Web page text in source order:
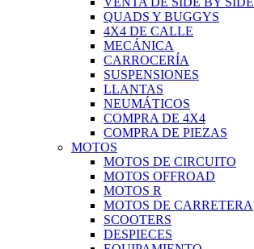
QUADS Y BUGGYS
4X4 DE CALLE
MECÁNICA
CARROCERÍA
SUSPENSIONES
LLANTAS
NEUMÁTICOS
COMPRA DE 4X4
COMPRA DE PIEZAS
MOTOS
MOTOS DE CIRCUITO
MOTOS OFFROAD
MOTOS R
MOTOS DE CARRETERA
SCOOTERS
DESPIECES